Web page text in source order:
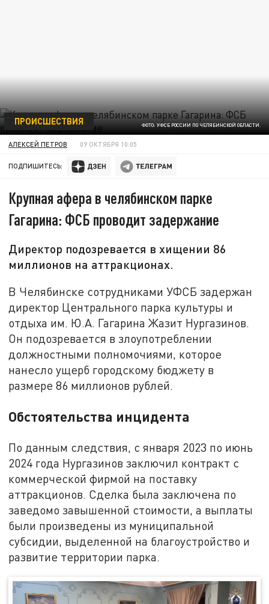
ФОТО: УФСБ РОССИИ ПО ЧЕЛЯБИНСКОЙ ОБЛАСТИ.
ПРОИСШЕСТВИЯ
АЛЕКСЕЙ ПЕТРОВ 09 ОКТЯБРЯ 10:05
ПОДПИШИТЕСЬ:
Крупная афера в челябинском парке
Гагарина: ФСБ проводит задержание
Директор подозревается в хищении 86
миллионов на аттракционах.
В Челябинске сотрудниками УФСБ задержан
директор Центрального парка культуры и
отдыха им. Ю.А. Гагарина Жазит Нургазинов.
Он подозревается в злоупотреблении
должностными полномочиями, которое
нанесло ущерб городскому бюджету в
размере 86 миллионов рублей.
Обстоятельства инцидента
По данным следствия, с января 2023 по июнь
2024 года Нургазинов заключил контракт с
коммерческой фирмой на поставку
аттракционов. Сделка была заключена по
заведомо завышенной стоимости, а выплаты
были произведены из муниципальной
субсидии, выделенной на благоустройство и
развитие территории парка.